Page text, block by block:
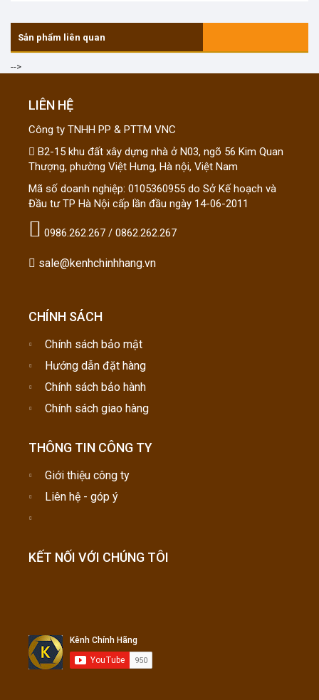
Sản phẩm liên quan
-->
LIÊN HỆ
Công ty TNHH PP & PTTM VNC
B2-15 khu đất xây dựng nhà ở N03, ngõ 56 Kim Quan
Thượng, phường Việt Hưng, Hà nội, Việt Nam
Mã số doanh nghiệp: 0105360955 do Sở Kế hoạch và
Đầu tư TP Hà Nội cấp lần đầu ngày 14-06-2011
0986.262.267 / 0862.262.267
sale@kenhchinhhang.vn
CHÍNH SÁCH
Chính sách bảo mật
Hướng dẫn đặt hàng
Chính sách bảo hành
Chính sách giao hàng
THÔNG TIN CÔNG TY
Giới thiệu công ty
Liên hệ - góp ý
KẾT NỐI VỚI CHÚNG TÔI